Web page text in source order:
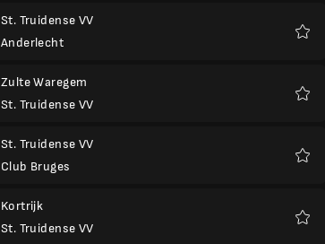
St. Truidense VV
Anderlecht
Zulte Waregem
St. Truidense VV
St. Truidense VV
Club Bruges
Kortrijk
St. Truidense VV